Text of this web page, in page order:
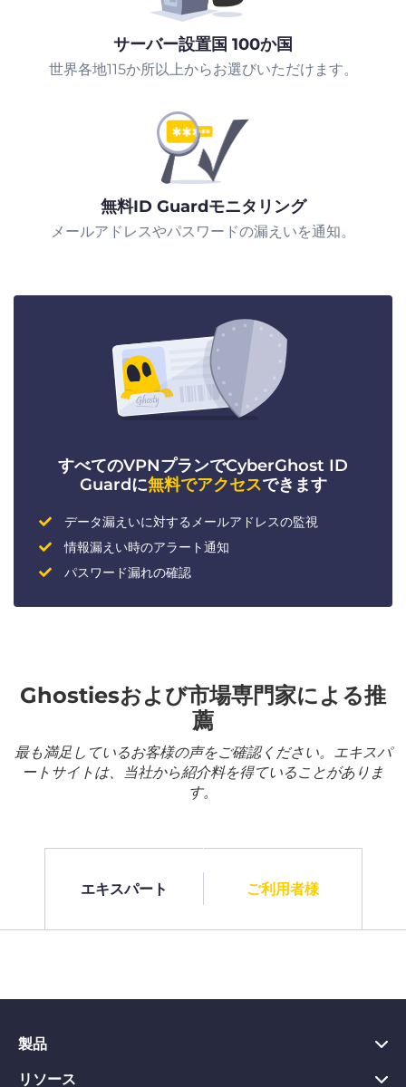
サーバー設置国 100か国
世界各地115か所以上からお選びいただけます。
無料ID Guardモニタリング
メールアドレスやパスワードの漏えいを通知。
すべてのVPNプランでCyberGhost ID
Guardに無料でアクセスできます
データ漏えいに対するメールアドレスの監視
情報漏えい時のアラート通知
パスワード漏れの確認
Ghostiesおよび市場専門家による推
薦
最も満足しているお客様の声をご確認ください。エキスパ
ートサイトは、当社から紹介料を得ていることがありま
す。
エキスパート ご利用者様
製品
PC向けVPN
リソース